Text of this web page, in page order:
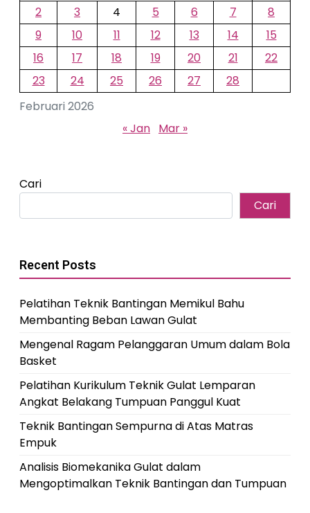
Februari 2026
2
3 4 5 6 7
8
9
10 11 12 13 14
15
16
17 18 19 20 21
22
23
24 25 26 27 28
« Jan Mar »
Cari
Cari
Recent Posts
Pelatihan Teknik Bantingan Memikul Bahu
Membanting Beban Lawan Gulat
Mengenal Ragam Pelanggaran Umum dalam Bola
Basket
Pelatihan Kurikulum Teknik Gulat Lemparan
Angkat Belakang Tumpuan Panggul Kuat
Teknik Bantingan Sempurna di Atas Matras
Empuk
Analisis Biomekanika Gulat dalam
Mengoptimalkan Teknik Bantingan dan Tumpuan